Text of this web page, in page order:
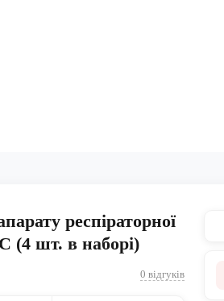
респіраторної
(4 шт. в наборі)
0 відгуків